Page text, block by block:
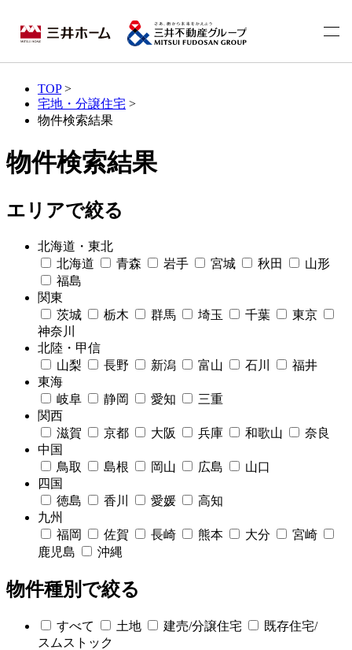
TOP>
宅地・分譲住宅 >
物件検索結果
物件検索結果
エリアで絞る
北海道・東北
北海道
青森 岩手 宮城 秋田
山形
福島
関東
茨城
栃木 群馬 埼玉 千葉
東京
神奈川
北陸・甲信
山梨
長野 新潟 富山 石川
福井
東海
岐阜
静岡 愛知
三重
関西
滋賀
京都 大阪 兵庫 和歌山
奈良
中国
鳥取
島根 岡山 広島
山口
四国
徳島
香川 愛媛
高知
九州
福岡
佐賀 長崎 熊本 大分
宮崎
鹿児島
沖縄
物件種別で絞る
すべて 土地 建売/分譲住宅
既存住宅/
スムストック